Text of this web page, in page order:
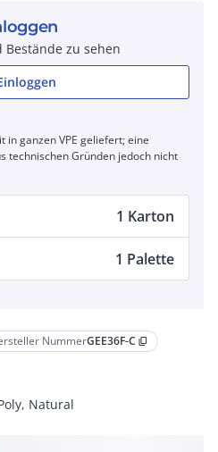
NummerGEE36F-C content_copy
Natural
Bestände zu sehen
ganzen VPE geliefert; eine
technischen Gründen jedoch nicht
1 Karton
1 Palette